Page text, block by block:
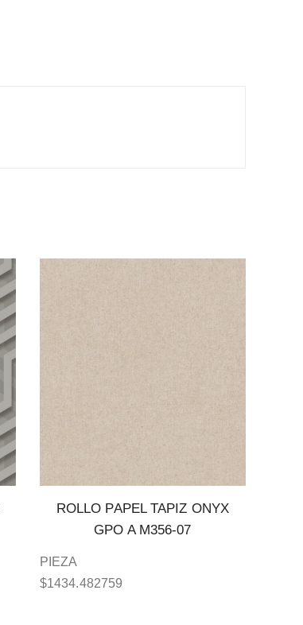
ROLLO PAPEL TAPIZ ONYX
GPO A M356-07
PIEZA
$1434.482759